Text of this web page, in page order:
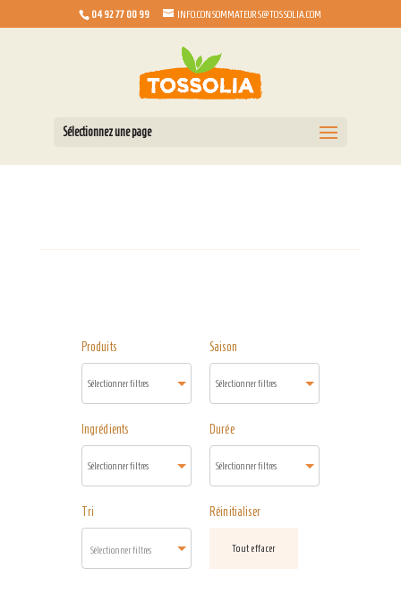
04 92 77 00 99 INFO.CONSOMMATEURS@TOSSOLIA.COM
Sélectionnez une page
Produits Saison
Ingrédients Durée
Tri
Sélectionner filtres
Réinitialiser
Tout effacer